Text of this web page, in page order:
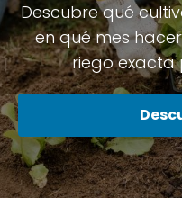
Descubre qué
en qué mes
riego